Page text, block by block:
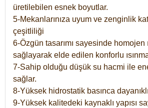
üretilebilen esnek boyutlar.
5-Mekanlarınıza uyum ve zenginlik
çeşitliliği
6-Özgün tasarımı sayesinde homojen
sağlayarak elde edilen konforlu
7-Sahip olduğu düşük su hacmi ile
sağlar.
8-Yüksek hidrostatik basınca
9-Yüksek kalitedeki kaynaklı yapısı